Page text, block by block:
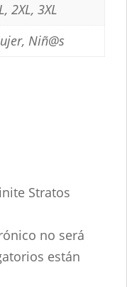
2XL, 3XL
Niñ@s
Stratos
no será
están